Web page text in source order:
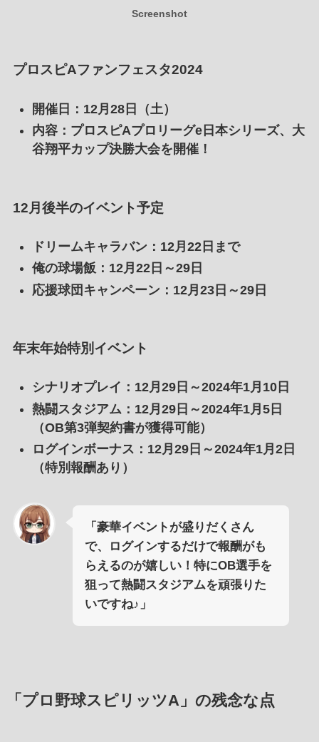
Screenshot
プロスピAファンフェスタ2024
開催日 ：12月28日（土）
内容：プロスピAプロリーグe日本シリーズ、大
谷翔平カップ決勝大会を開催！
12月後半のイベント予定
ドリームキャラバン ：12月22日まで
俺の球場飯 ：12月22日～29日
応援球団キャンペーン ：12月23日～29日
年末年始特別イベント
シナリオプレイ ：12月29日～2024年1月10日
熱闘スタジアム ：12月29日～2024年1月5日
（OB第3弾契約書が獲得可能）
ログインボーナス ：12月29日～2024年1月2日
（特別報酬あり）
「豪華イベントが盛りだくさん
で、ログインするだけで報酬がも
らえるのが嬉しい！特にOB選手を
狙って熱闘スタジアムを頑張りた
いですね♪」
「プロ野球スピリッツA」の残念な点